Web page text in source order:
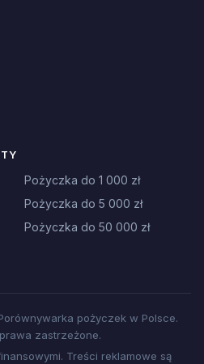
Pożyczka do 1 000 zł
Pożyczka do 5 000 zł
Pożyczka do 50 000 zł
pożyczek w Polsce.
zastrzeżone.
Treści reklamowe są